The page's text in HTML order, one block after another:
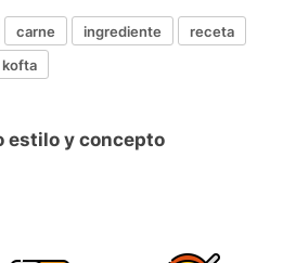
carne ingrediente
receta
kofta
estilo y concepto